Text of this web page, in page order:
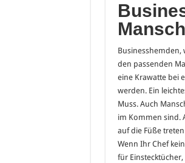
Businesshemden,
den passenden
eine Krawatte bei
werden. Ein
Muss. Auch
im Kommen sind.
auf die Füße
Wenn Ihr Chef
für